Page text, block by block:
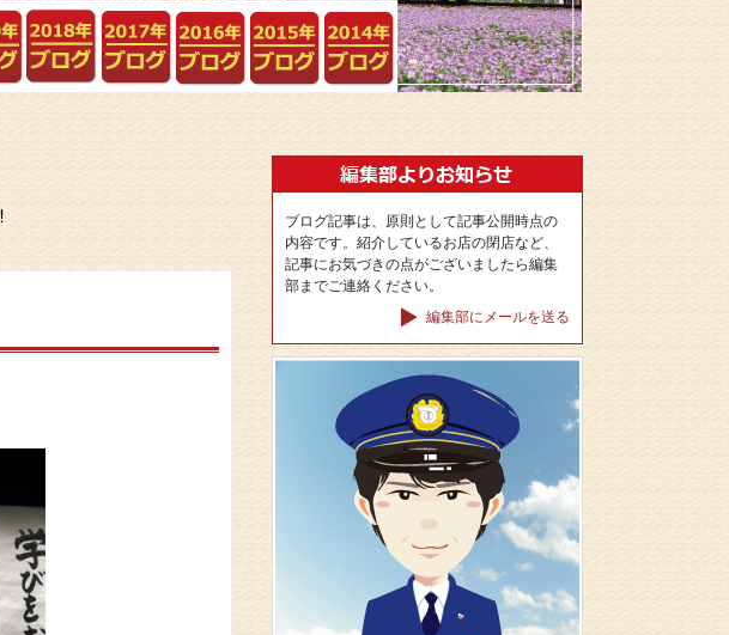
ブログ記事は、原則として記事公開時点の
内容です。紹介しているお店の閉店など、
記事にお気づきの点がございましたら編集
部までご連絡ください。
編集部にメールを送る